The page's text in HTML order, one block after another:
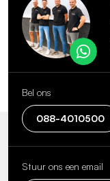
Bel ons
088-4010500
Stuur ons een email